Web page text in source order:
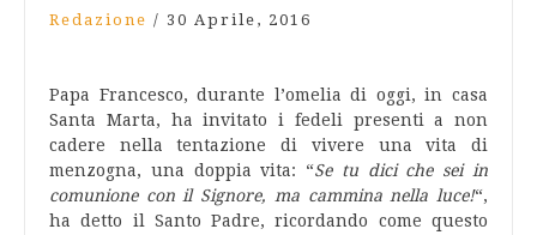
Redazione / 30 Aprile, 2016
Papa Francesco, durante l’omelia di oggi, in casa
Santa Marta, ha invitato i fedeli presenti a non
cadere nella tentazione di vivere una vita di
menzogna, una doppia vita: “Se tu dici che sei in
comunione con il Signore, ma cammina nella luce!“,
ha detto il Santo Padre, ricordando come questo